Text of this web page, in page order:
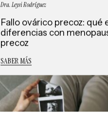
Dra. Leysi Rodríguez
Fallo ovárico precoz: qué
diferencias con
precoz
SABER MÁS